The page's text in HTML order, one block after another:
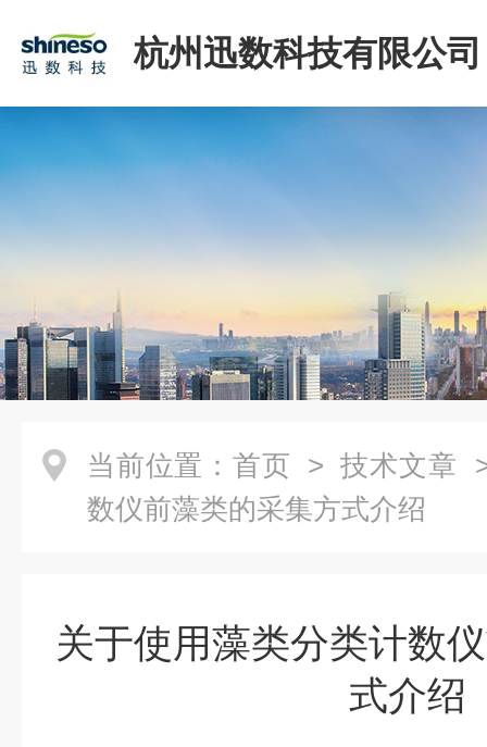
杭州迅数科技有限公司
当前位置： 首页 > 技术文章
数仪前藻类的采集方式介绍
关于使用藻类分类计数
式介绍